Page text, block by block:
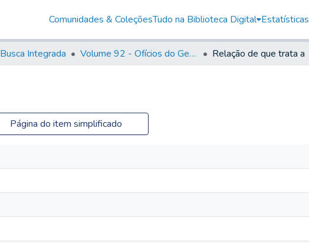
Comunidades & ColeçõesTudo na Biblioteca Digital Estatísticas
Busca Integrada Volume 92 - Ofícios do General D. Luiz aos diversos funcionários da Capitania (1768- 1772) Relação de que trata a
Página do item simplificado